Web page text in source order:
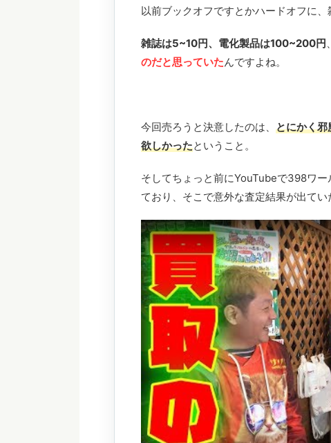
以前ブックオフですとかハードオフに
雑誌は5~10円、電化製品は100~200円
のだと思っていたんですよね。
今回売ろうと決意したのは、 とにかく邪
欲しかったということ。
そしてちょっと前にYouTubeで398ワ
ており、そこで意外な査定結果が出て